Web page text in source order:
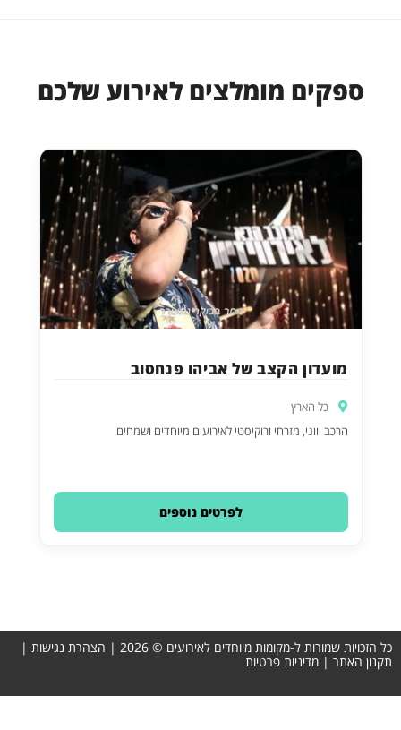
ספקים מומלצים לאירוע שלכם
מועדון הקצב של אביהו פנחסוב
כל הארץ
הרכב יווני, מזרחי ורוקיסטי לאירועים מיוחדים ושמחים
לפרטים נוספים
שמורות ל-מקומות מיוחדים לאירועים © 2026 | הצהרת נגישות|
האתר|מדיניות פרטיות